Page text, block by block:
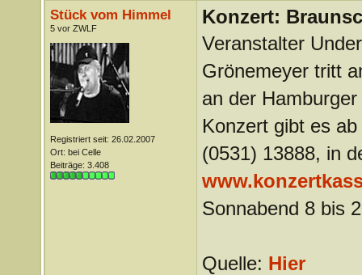
Stück vom Himmel
5 vor ZWLF
Registriert seit: 26.02.2007
Ort: bei Celle
Beiträge: 3.408
Konzert:
Veranstalter
Grönemeyer tritt
an der
Konzert gibt es
(0531) 13888, in
Sonnabend 8 bis
Quelle: Hier